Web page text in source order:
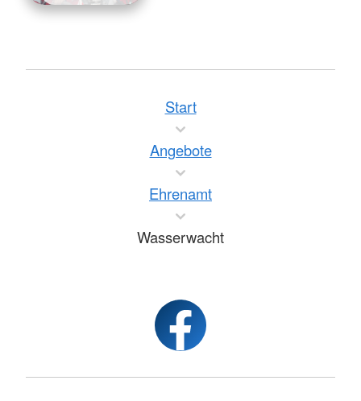
Start
Angebote
Ehrenamt
Wasserwacht